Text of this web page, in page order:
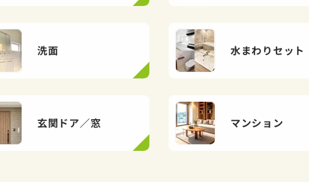
洗面 水まわりセット
玄関ドア／窓 マンション